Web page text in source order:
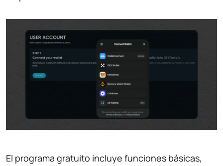
El programa gratuito incluye funciones básicas,